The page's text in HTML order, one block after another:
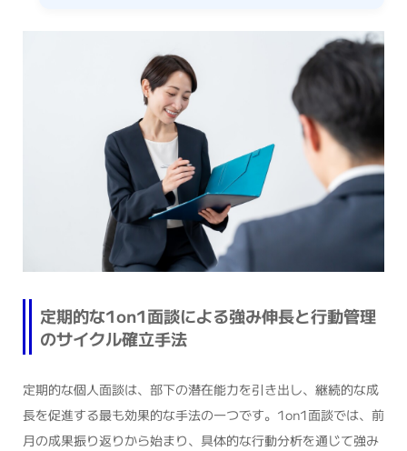
定期的な1on1面談による強み伸長と行動管理
のサイクル確立手法
定期的な個人面談は、部下の潜在能力を引き出し、継続的な成
長を促進する最も効果的な手法の一つです。1on1面談では、前
月の成果振り返りから始まり、具体的な行動分析を通じて強み